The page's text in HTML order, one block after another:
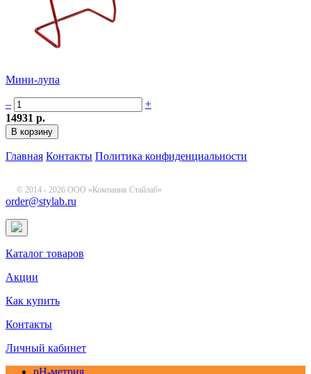
Мини-лупа
–
+
14931 р.
Главная Контакты Политика конфиденциальности
© 2014 - 2026 ООО «Компания Стайлаб»
order@stylab.ru
Каталог товаров
Акции
Как купить
Контакты
Личный кабинет
pH-метрия